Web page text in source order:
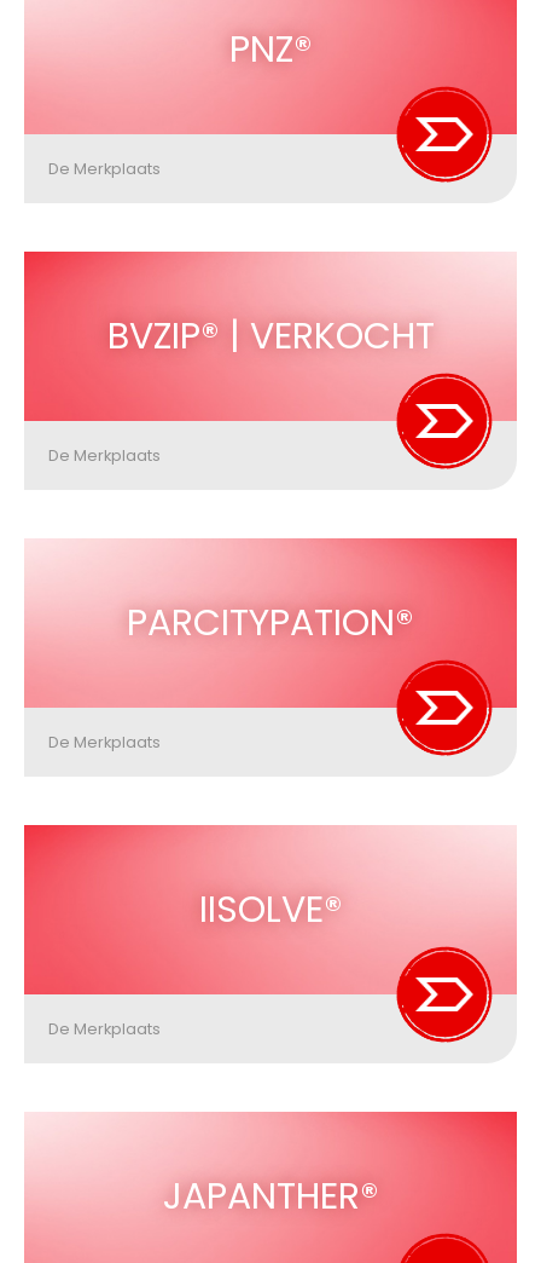
PNZ®
De Merkplaats
BVZIP® | VERKOCHT
De Merkplaats
PARCITYPATION®
De Merkplaats
IISOLVE®
De Merkplaats
JAPANTHER®